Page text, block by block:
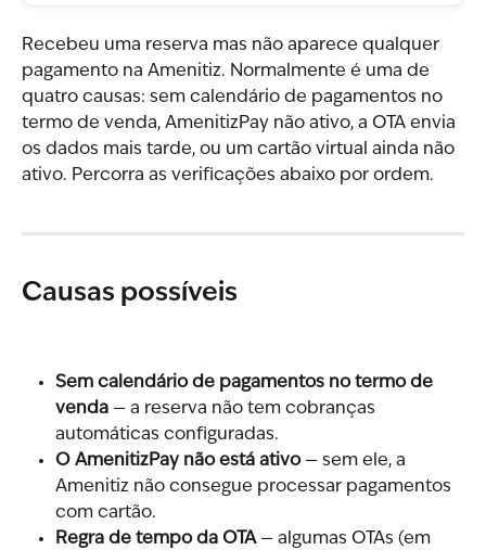
Recebeu uma reserva mas não aparece qualquer
pagamento na Amenitiz. Normalmente é uma de
quatro causas: sem calendário de pagamentos no
termo de venda, AmenitizPay não ativo, a OTA envia
os dados mais tarde, ou um cartão virtual ainda não
ativo. Percorra as verificações abaixo por ordem.
Causas possíveis
Sem calendário de pagamentos no termo de
venda — a reserva não tem cobranças
automáticas configuradas.
O AmenitizPay não está ativo — sem ele, a
Amenitiz não consegue processar pagamentos
com cartão.
Regra de tempo da OTA — algumas OTAs (em